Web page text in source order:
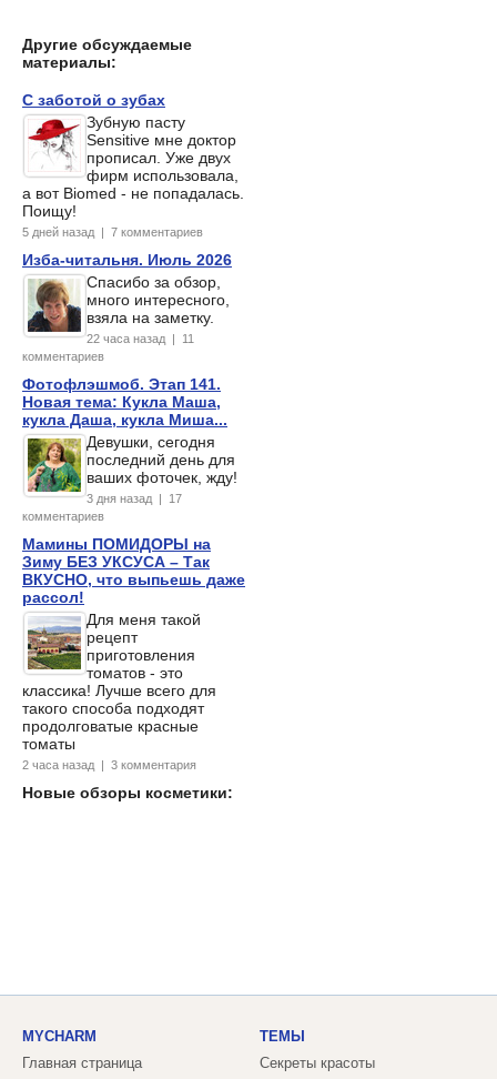
Другие обсуждаемые
материалы:
С заботой о зубах
Зубную пасту
Sensitive мне доктор
прописал. Уже двух
фирм использовала,
а вот Biomed - не попадалась.
Поищу!
5 дней назад | 7 комментариев
Изба-читальня. Июль 2026
Спасибо за обзор,
много интересного,
взяла на заметку.
22 часа назад | 11
комментариев
Фотофлэшмоб. Этап 141.
Новая тема: Кукла Маша,
кукла Даша, кукла Миша...
Девушки, сегодня
последний день для
ваших фоточек, жду!
3 дня назад | 17
комментариев
Мамины ПОМИДОРЫ на
Зиму БЕЗ УКСУСА – Так
ВКУСНО, что выпьешь даже
рассол!
Для меня такой
рецепт
приготовления
томатов - это
классика! Лучше всего для
такого способа подходят
продолговатые красные
томаты
2 часа назад | 3 комментария
Новые обзоры косметики:
MYCHARM
Главная страница
ТЕМЫ
Секреты красоты